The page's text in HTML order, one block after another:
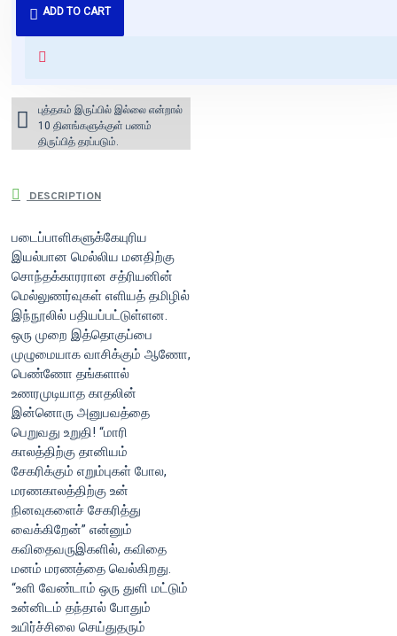
ADD TO CART
வைக்கப்படும்.
for orders above ₹1000 within
புத்தகம் இருப்பில் இல்லை என்றால்
10 தினங்களுக்குள் பணம்
திருப்பித் தரப்படும்.
DESCRIPTION
படைப்பாளிகளுக்கேயுரிய
இயல்பான மெல்லிய மனதிற்கு
சொந்தக்காரரான சத்ரியனின்
மெல்லுணர்வுகள் எளியத் தமிழில்
இந்நூலில் பதியப்பட்டுள்ளன.
ஒரு முறை இத்தொகுப்பை
முழுமையாக வாசிக்கும் ஆணோ,
பெண்ணோ தங்களால்
உணரமுடியாத காதலின்
இன்னொரு அனுபவத்தை
பெறுவது உறுதி! “மாரி
காலத்திற்கு தானியம்
சேகரிக்கும் எறும்புகள் போல,
மரணகாலத்திற்கு உன்
நினவுகளைச் சேகரித்து
வைக்கிறேன்” என்னும்
கவிதைவருஇகளில், கவிதை
மனம் மரணத்தை வெல்கிறது.
“உளி வேண்டாம் ஒரு துளி மட்டும்
உன்னிடம் தந்தால் போதும்
உயிர்ச்சிலை செய்துதரும்